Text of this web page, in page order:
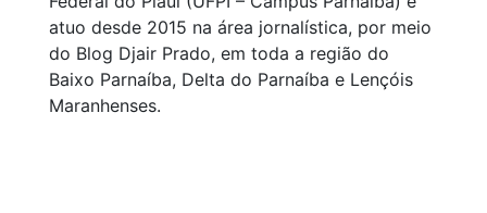
atuo desde 2015 na área jornalística, por meio
do Blog Djair Prado, em toda a região do
Baixo Parnaíba, Delta do Parnaíba e Lençóis
Maranhenses.